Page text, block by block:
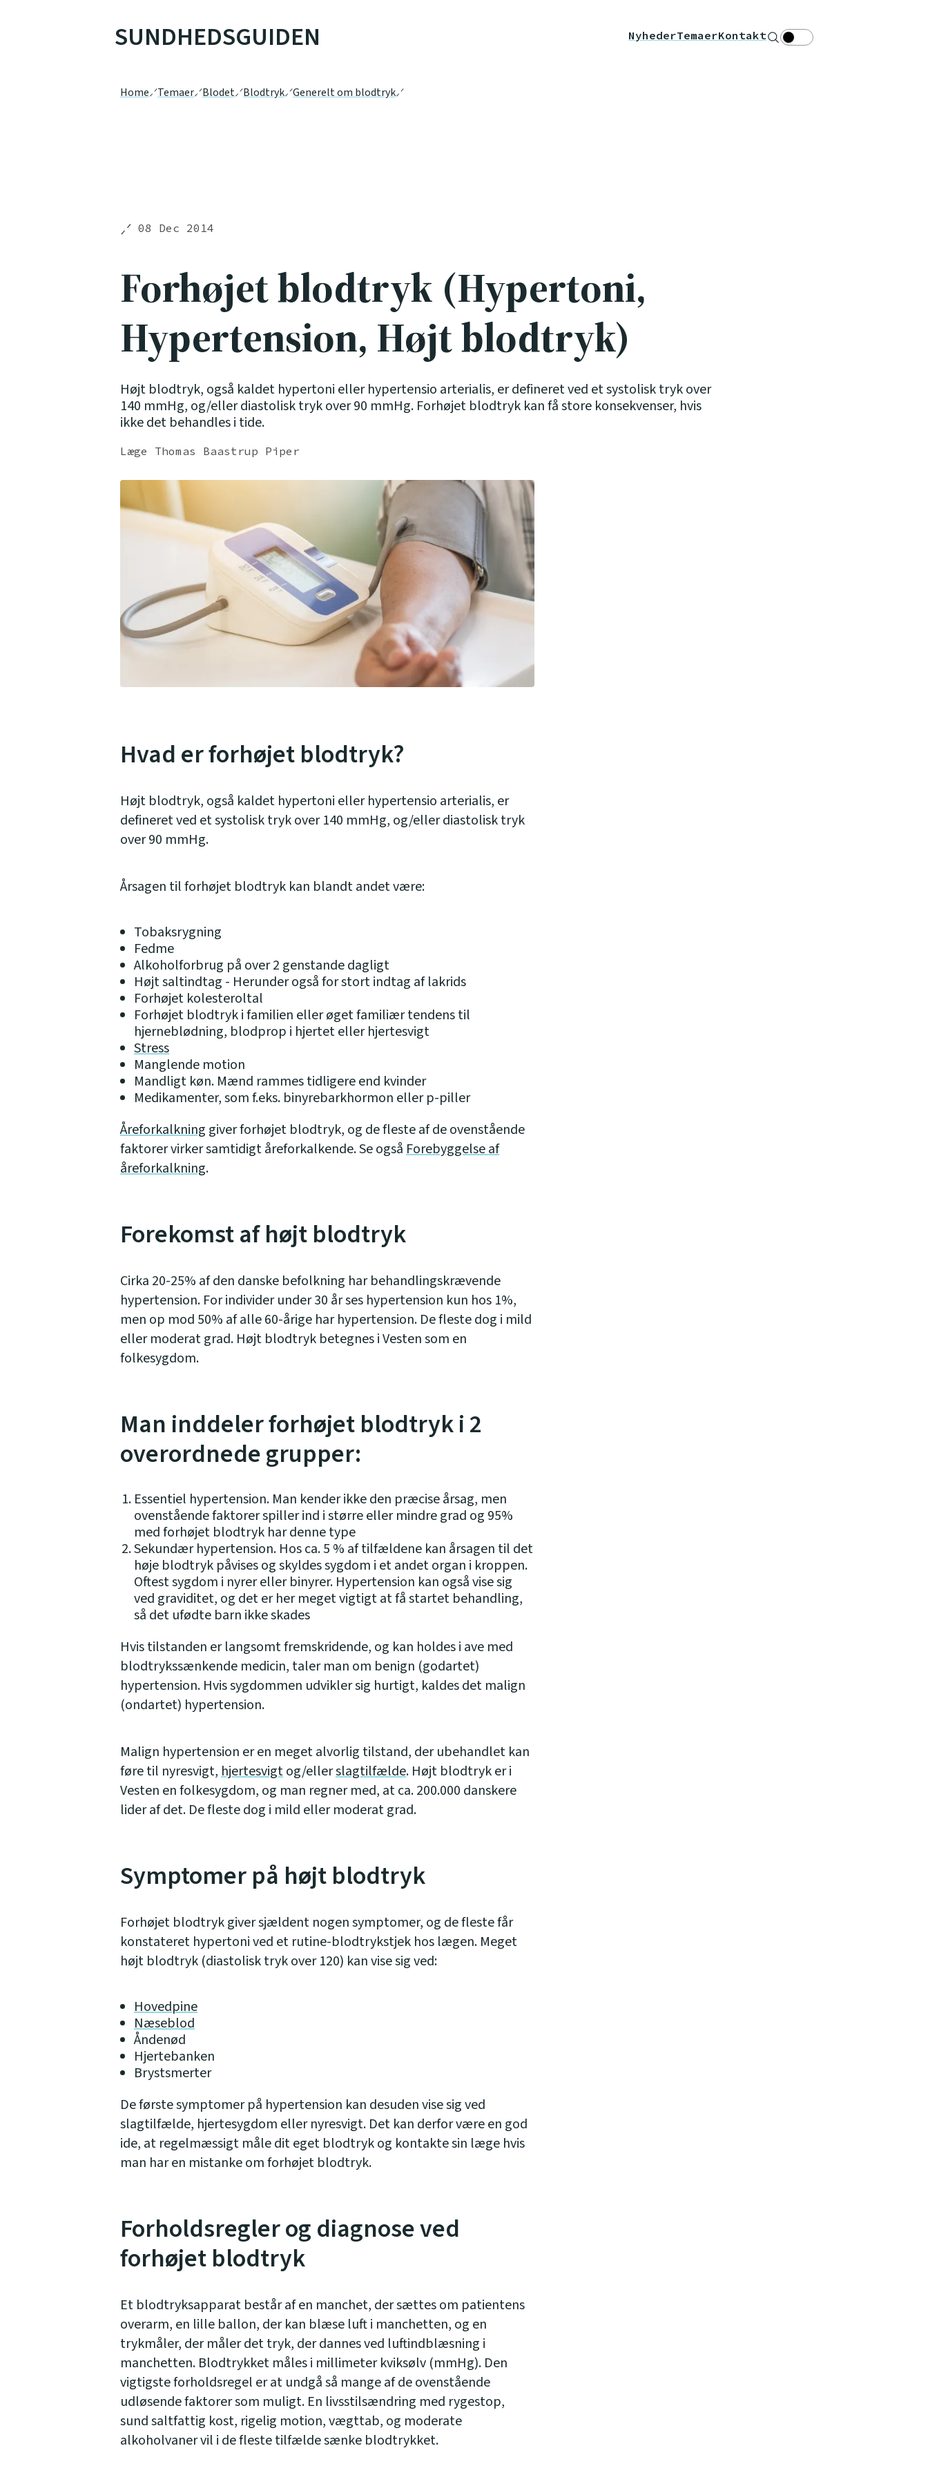
SUNDHEDSGUIDEN NyhederTemaerKontakt Søg Theme toggle
Home Temaer Blodet Blodtryk Generelt om blodtryk
08 Dec 2014
Forhøjet blodtryk (Hypertoni,
Hypertension, Højt blodtryk)
Højt blodtryk, også kaldet hypertoni eller hypertensio arterialis, er defineret ved et systolisk tryk over
140 mmHg, og/eller diastolisk tryk over 90 mmHg. Forhøjet blodtryk kan få store konsekvenser, hvis
ikke det behandles i tide.
Læge Thomas Baastrup Piper
Hvad er forhøjet blodtryk?
Højt blodtryk, også kaldet hypertoni eller hypertensio arterialis, er
defineret ved et systolisk tryk over 140 mmHg, og/eller diastolisk tryk
over 90 mmHg.
Årsagen til forhøjet blodtryk kan blandt andet være:
Tobaksrygning
Fedme
Alkoholforbrug på over 2 genstande dagligt
Højt saltindtag - Herunder også for stort indtag af lakrids
Forhøjet kolesteroltal
Forhøjet blodtryk i familien eller øget familiær tendens til
hjerneblødning, blodprop i hjertet eller hjertesvigt
Stress
Manglende motion
Mandligt køn. Mænd rammes tidligere end kvinder
Medikamenter, som f.eks. binyrebarkhormon eller p-piller
Åreforkalkning giver forhøjet blodtryk, og de fleste af de ovenstående
faktorer virker samtidigt åreforkalkende. Se ogsåForebyggelse af
åreforkalkning.
Forekomst af højt blodtryk
Cirka 20-25% af den danske befolkning har behandlingskrævende
hypertension. For individer under 30 år ses hypertension kun hos 1%,
men op mod 50% af alle 60-årige har hypertension. De fleste dog i mild
eller moderat grad. Højt blodtryk betegnes i Vesten som en
folkesygdom.
Man inddeler forhøjet blodtryk i 2
overordnede grupper:
Essentiel hypertension. Man kender ikke den præcise årsag, men
ovenstående faktorer spiller ind i større eller mindre grad og 95%
med forhøjet blodtryk har denne type
Sekundær hypertension. Hos ca. 5 % af tilfældene kan årsagen til det
høje blodtryk påvises og skyldes sygdom i et andet organ i kroppen.
Oftest sygdom i nyrer eller binyrer. Hypertension kan også vise sig
ved graviditet, og det er her meget vigtigt at få startet behandling,
så det ufødte barn ikke skades
Hvis tilstanden er langsomt fremskridende, og kan holdes i ave med
blodtrykssænkende medicin, taler man om benign (godartet)
hypertension. Hvis sygdommen udvikler sig hurtigt, kaldes det malign
(ondartet) hypertension.
Malign hypertension er en meget alvorlig tilstand, der ubehandlet kan
føre til nyresvigt,hjertesvigtog/ellerslagtilfælde. Højt blodtryk er i
Vesten en folkesygdom, og man regner med, at ca. 200.000 danskere
lider af det. De fleste dog i mild eller moderat grad.
Symptomer på højt blodtryk
Forhøjet blodtryk giver sjældent nogen symptomer, og de fleste får
konstateret hypertoni ved et rutine-blodtrykstjek hos lægen. Meget
højt blodtryk (diastolisk tryk over 120) kan vise sig ved:
Hovedpine
Næseblod
Åndenød
Hjertebanken
Brystsmerter
De første symptomer på hypertension kan desuden vise sig ved
slagtilfælde, hjertesygdom eller nyresvigt. Det kan derfor være en god
ide, at regelmæssigt måle dit eget blodtryk og kontakte sin læge hvis
man har en mistanke om forhøjet blodtryk.
Forholdsregler og diagnose ved
forhøjet blodtryk
Et blodtryksapparat består af en manchet, der sættes om patientens
overarm, en lille ballon, der kan blæse luft i manchetten, og en
trykmåler, der måler det tryk, der dannes ved luftindblæsning i
manchetten. Blodtrykket måles i millimeter kviksølv (mmHg). Den
vigtigste forholdsregel er at undgå så mange af de ovenstående
udløsende faktorer som muligt. En livsstilsændring med rygestop,
sund saltfattig kost, rigelig motion, vægttab, og moderate
alkoholvaner vil i de fleste tilfælde sænke blodtrykket.